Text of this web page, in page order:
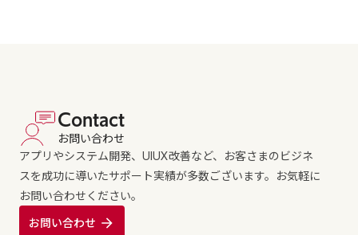
Contact
お問い合わせ
アプリやシステム開発、UIUX改善など、お客さまのビジネ
スを成功に導いたサポート実績が多数ございます。お気軽に
お問い合わせください。
お問い合わせ